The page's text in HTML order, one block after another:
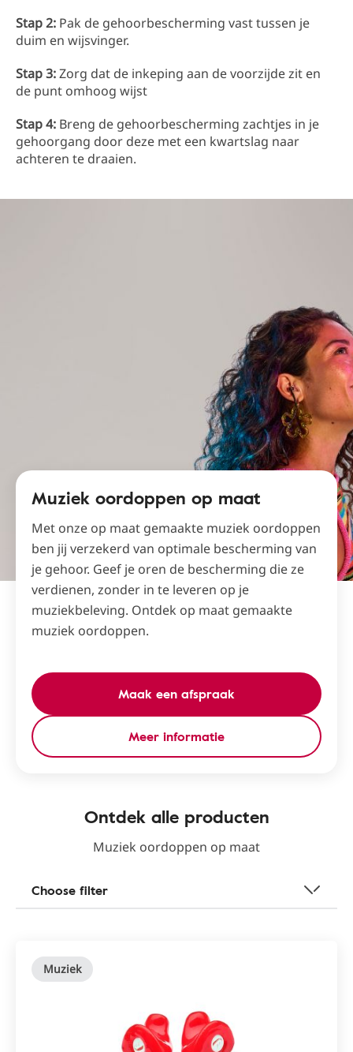
Stap 2: Pak de gehoorbescherming vast tussen je
duim en wijsvinger.
Stap 3:Zorg dat de inkeping aan de voorzijde zit en
de punt omhoog wijst
Stap 4: Breng de gehoorbescherming zachtjes in je
gehoorgang door deze met een kwartslag naar
achteren te draaien.
Muziek oordoppen op maat
Met onze op maat gemaakte muziek oordoppen
ben jij verzekerd van optimale bescherming van
je gehoor. Geef je oren de bescherming die ze
verdienen, zonder in te leveren op je
muziekbeleving. Ontdek op maat gemaakte
muziek oordoppen.
Maak een afspraak
Meer informatie
Ontdek alle producten
Muziek oordoppen op maat
Choose filter
Muziek